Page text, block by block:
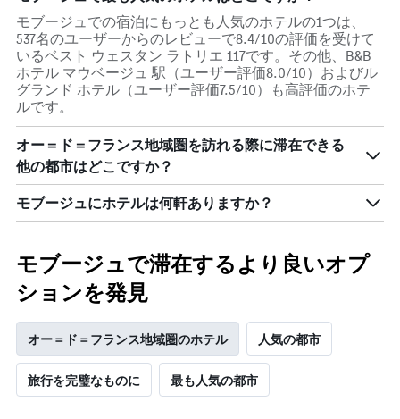
軸
1
本
は、
客
室
の
平
均
料
金
を
て
ま
モブージュでの宿泊にもっとも人気のホテルの1つは、
537名のユーザーからのレビューで8.4/10の評価を受けて
いるベスト ウェスタン ラトリエ 117です。その他、B&B
ホテル マウベージュ 駅（ユーザー評価8.0/10）およびル
グランド ホテル（ユーザー評価7.5/10）も高評価のホテ
ルです。
オー＝ド＝フランス地域圏を訪れる際に滞在できる
他の都市はどこですか？
モブージュにホテルは何軒ありますか？
モブージュで滞在するより良いオプ
ションを発見
オー＝ド＝フランス地域圏のホテル 人気の都市
旅行を完璧なものに 最も人気の都市